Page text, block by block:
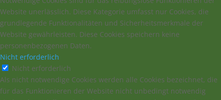
Website unerlässlich. Diese Kategorie umfasst nur Cookies, die
grundlegende Funktionalitäten und Sicherheitsmerkmale der
Website gewährleisten. Diese Cookies speichern keine
personenbezogenen Daten.
Nicht erforderlich
Nicht erforderlich
Als nicht notwendige Cookies werden alle Cookies bezeichnet, die
für das Funktionieren der Website nicht unbedingt notwendig